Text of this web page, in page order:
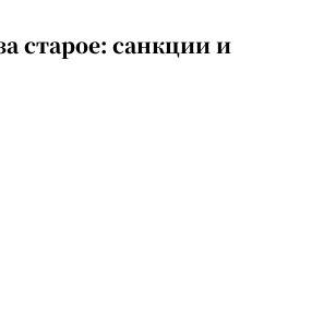
старое: санкции и